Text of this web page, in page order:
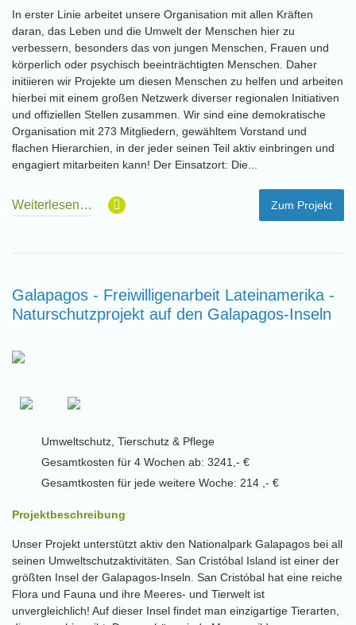
In erster Linie arbeitet unsere Organisation mit allen Kräften
daran, das Leben und die Umwelt der Menschen hier zu
verbessern, besonders das von jungen Menschen, Frauen und
körperlich oder psychisch beeinträchtigten Menschen. Daher
initiieren wir Projekte um diesen Menschen zu helfen und arbeiten
hierbei mit einem großen Netzwerk diverser regionalen Initiativen
und offiziellen Stellen zusammen. Wir sind eine demokratische
Organisation mit 273 Mitgliedern, gewähltem Vorstand und
flachen Hierarchien, in der jeder seinen Teil aktiv einbringen und
engagiert mitarbeiten kann! Der Einsatzort: Die...
Weiterlesen… Zum Projekt
Galapagos - Freiwilligenarbeit Lateinamerika -
Naturschutzprojekt auf den Galapagos-Inseln
Umweltschutz, Tierschutz & Pflege
Gesamtkosten für 4 Wochen ab: 3241,- €
Gesamtkosten für jede weitere Woche: 214 ,- €
Projektbeschreibung
Unser Projekt unterstützt aktiv den Nationalpark Galapagos bei all
seinen Umweltschutzaktivitäten. San Cristóbal Island ist einer der
größten Insel der Galapagos-Inseln. San Cristóbal hat eine reiche
Flora und Fauna und ihre Meeres- und Tierwelt ist
unvergleichlich! Auf dieser Insel findet man einzigartige Tierarten,